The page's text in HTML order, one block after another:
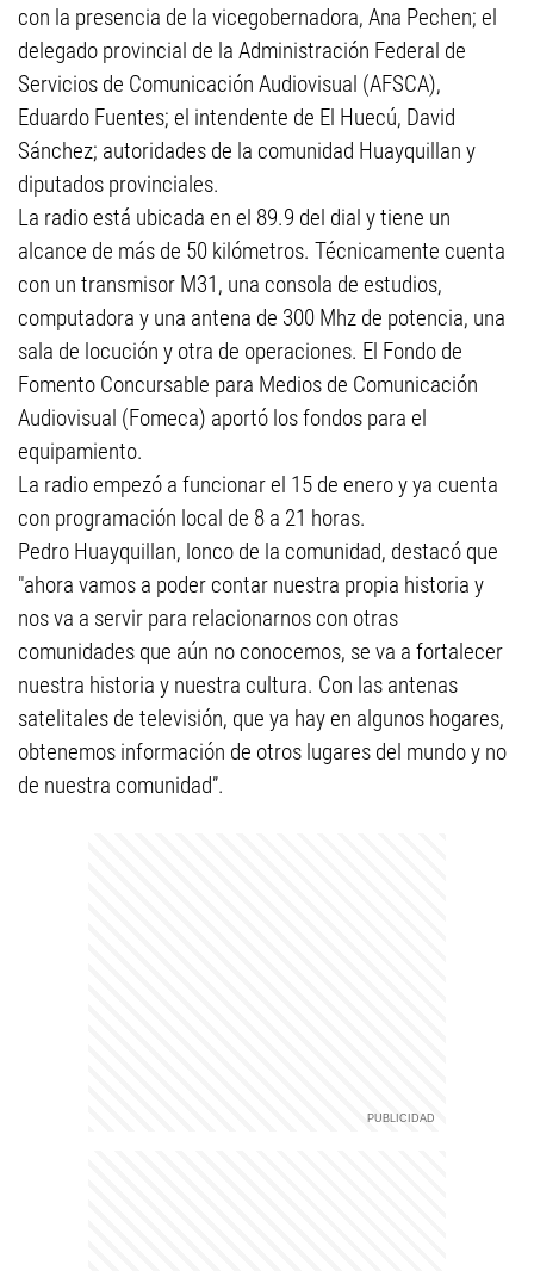
con la presencia de la vicegobernadora, Ana Pechen; el
delegado provincial de la Administración Federal de
Servicios de Comunicación Audiovisual (AFSCA),
Eduardo Fuentes; el intendente de El Huecú, David
Sánchez; autoridades de la comunidad Huayquillan y
diputados provinciales.
La radio está ubicada en el 89.9 del dial y tiene un
alcance de más de 50 kilómetros. Técnicamente cuenta
con un transmisor M31, una consola de estudios,
computadora y una antena de 300 Mhz de potencia, una
sala de locución y otra de operaciones. El Fondo de
Fomento Concursable para Medios de Comunicación
Audiovisual (Fomeca) aportó los fondos para el
equipamiento.
La radio empezó a funcionar el 15 de enero y ya cuenta
con programación local de 8 a 21 horas.
Pedro Huayquillan, lonco de la comunidad, destacó que
"ahora vamos a poder contar nuestra propia historia y
nos va a servir para relacionarnos con otras
comunidades que aún no conocemos, se va a fortalecer
nuestra historia y nuestra cultura. Con las antenas
satelitales de televisión, que ya hay en algunos hogares,
obtenemos información de otros lugares del mundo y no
de nuestra comunidad”.